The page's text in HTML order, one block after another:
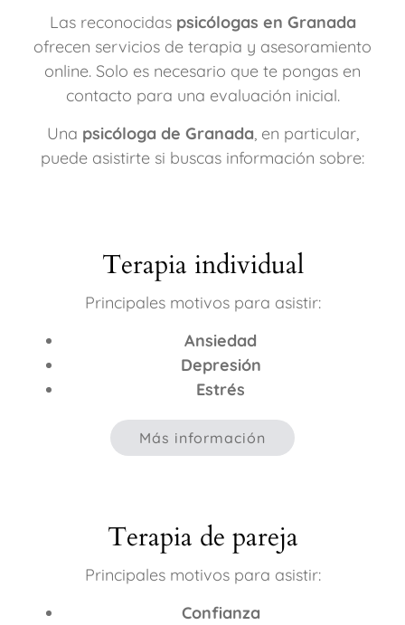
Las reconocidas psicólogas en Granada
ofrecen servicios de terapia y asesoramiento
online. Solo es necesario que te pongas en
contacto para una evaluación inicial.
Una psicóloga de Granada, en particular,
puede asistirte si buscas información sobre:
Terapia individual
Principales motivos para asistir:
Ansiedad
Depresión
Estrés
Más información
Terapia de pareja
Principales motivos para asistir:
Confianza